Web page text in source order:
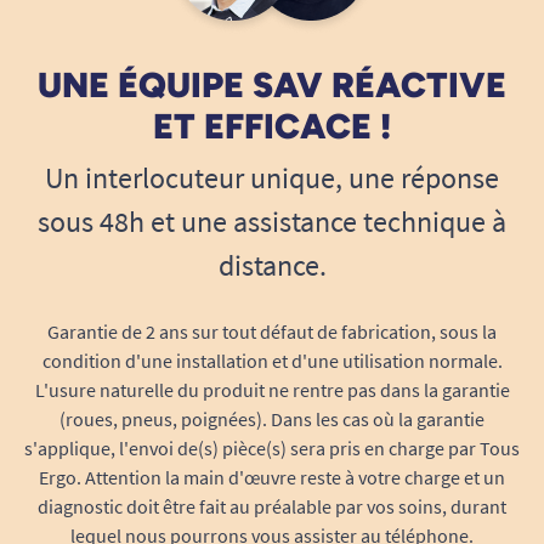
Le Pants Super Plus L répond aussi bien aux
aidants familiaux ou professionnels :
Facilite le change pour la personne ou
l’aidant : aucun scotch, pas de
manipulation complexe
S’adapte aux habitudes de vie quelles
qu’elles soient, y compris les activités
Format compact et discret : facile à
emporter dans un sac, rangez-le chez soi
sans contrainte
Conservation et qualité
Paquet refermable de 30 slipspour plus
d’économie et moins de déchets
d’emballage.
UNE ÉQUIPE SAV RÉACTIVE
ET EFFICACE !
Un interlocuteur unique, une réponse
sous 48h et une assistance technique à
distance.
Garantie de 2 ans sur tout défaut de fabrication, sous la
condition d'une installation et d'une utilisation normale.
L'usure naturelle du produit ne rentre pas dans la garantie
(roues, pneus, poignées). Dans les cas où la garantie
s'applique, l'envoi de(s) pièce(s) sera pris en charge par Tous
Ergo. Attention la main d'œuvre reste à votre charge et un
diagnostic doit être fait au préalable par vos soins, durant
lequel nous pourrons vous assister au téléphone.